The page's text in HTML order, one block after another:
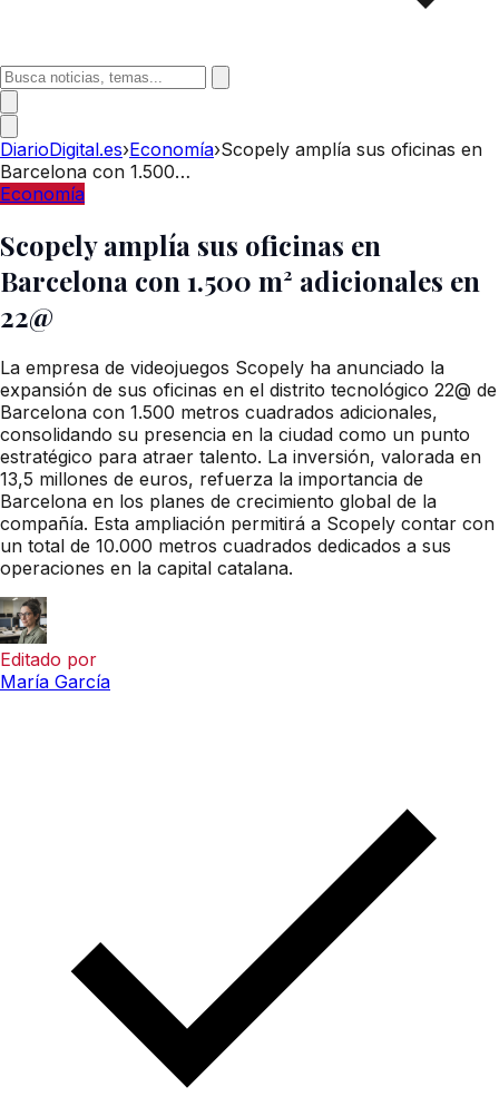
DiarioDigital.es›Economía›Scopely amplía sus oficinas en
Barcelona con 1.500…
Economía
Scopely amplía sus oficinas en
Barcelona con 1.500 m² adicionales en
22@
La empresa de videojuegos Scopely ha anunciado la
expansión de sus oficinas en el distrito tecnológico 22@ de
Barcelona con 1.500 metros cuadrados adicionales,
consolidando su presencia en la ciudad como un punto
estratégico para atraer talento. La inversión, valorada en
13,5 millones de euros, refuerza la importancia de
Barcelona en los planes de crecimiento global de la
compañía. Esta ampliación permitirá a Scopely contar con
un total de 10.000 metros cuadrados dedicados a sus
operaciones en la capital catalana.
Editado por
María García